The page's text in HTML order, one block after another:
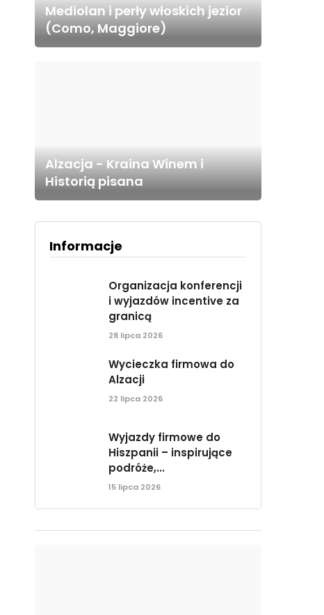
Mediolan i perły włoskich jezior
(Como, Maggiore)
Alzacja - Kraina Winem i
Historią pisana
Informacje
Organizacja konferencji
i wyjazdów incentive za
granicą
28 lipca 2026
Wycieczka firmowa do
Alzacji
22 lipca 2026
Wyjazdy firmowe do
Hiszpanii – inspirujące
podróże,...
15 lipca 2026